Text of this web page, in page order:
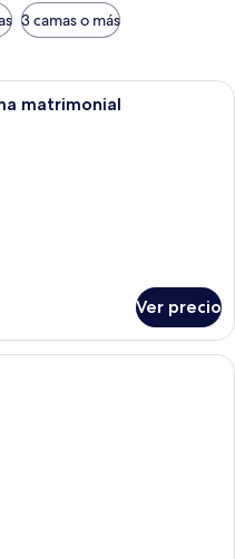
3 camas o más
de seguridad en la habitación y
matrimonial
Ver precio
de seguridad en la habitación y